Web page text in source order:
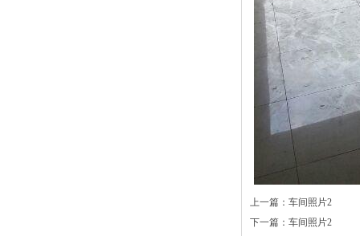
上一篇： 车间照片2
下一篇： 车间照片2